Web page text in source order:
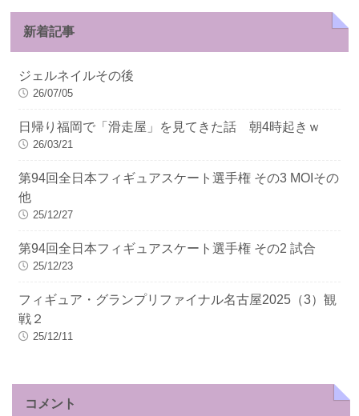
新着記事
ジェルネイルその後
26/07/05
日帰り福岡で「滑走屋」を見てきた話 朝4時起きｗ
26/03/21
第94回全日本フィギュアスケート選手権 その3 MOIその
他
25/12/27
第94回全日本フィギュアスケート選手権 その2 試合
25/12/23
フィギュア・グランプリファイナル名古屋2025（3）観
戦２
25/12/11
コメント